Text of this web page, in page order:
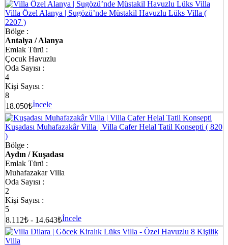
Villa Özel Alanya | Sugözü’nde Müstakil Havuzlu Lüks Villa (
2207 )
Bölge :
Antalya / Alanya
Emlak Türü :
Çocuk Havuzlu
Oda Sayısı :
4
Kişi Sayısı :
8
18.050₺İncele
Kuşadası Muhafazakâr Villa | Villa Cafer Helal Tatil Konsepti ( 820
)
Bölge :
Aydın / Kuşadası
Emlak Türü :
Muhafazakar Villa
Oda Sayısı :
2
Kişi Sayısı :
5
8.112₺ - 14.643₺İncele